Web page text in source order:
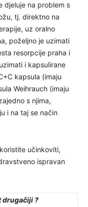
djeluje na problem s
tj. direktno na
uz oralno
poželjno je uzimati
resorpcije praha i
i kapsulirane
kapsula (imaju
Weihrauch (imaju
s njima,
i na taj se način
učinkoviti,
ispravan
drugačiji ?